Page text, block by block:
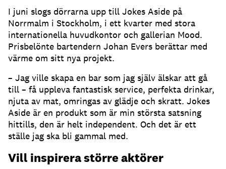
I juni slogs dörrarna upp till Jokes Aside på
Norrmalm i Stockholm, i ett kvarter med stora
internationella huvudkontor och gallerian Mood.
Prisbelönte bartendern Johan Evers berättar med
värme om sitt nya projekt.
– Jag ville skapa en bar som jag själv älskar att gå
till – få uppleva fantastisk service, perfekta drinkar,
njuta av mat, omringas av glädje och skratt. Jokes
Aside är en produkt som är min största satsning
hittills, den är helt independent. Och det är ett
ställe jag ska bli gammal med.
Vill inspirera större aktörer